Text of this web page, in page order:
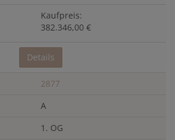
Kaufpreis:
382.346,00 €
Details
2877
A
1. OG